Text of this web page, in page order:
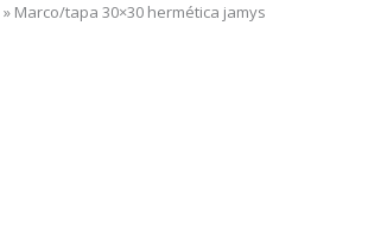
» Marco/tapa 30×30 hermética jamys